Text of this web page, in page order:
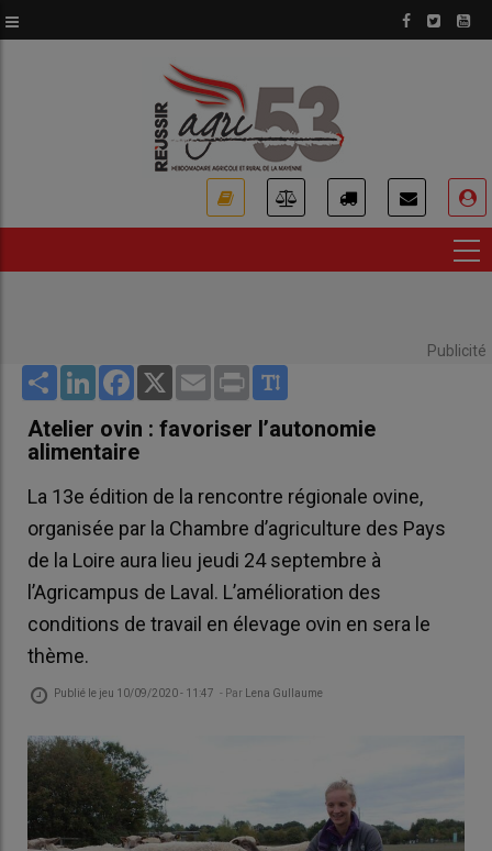
au
Publicité
Share LinkedInFacebook
X Email Print
Atelier ovin : favoriser l’autonomie
alimentaire
La 13e édition de la rencontre régionale ovine,
organisée par la Chambre d’agriculture des Pays
de la Loire aura lieu jeudi 24 septembre à
l’Agricampus de Laval. L’amélioration des
conditions de travail en élevage ovin en sera le
thème.
Publié le jeu 10/09/2020 - 11:47 - Par Lena Gullaume